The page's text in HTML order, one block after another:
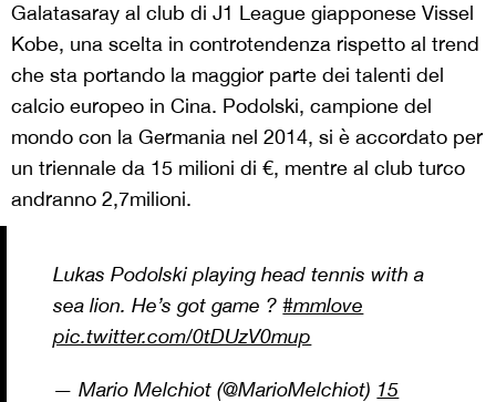
Galatasaray al club di J1 League giapponese Vissel
Kobe, una scelta in controtendenza rispetto al trend
che sta portando la maggior parte dei talenti del
calcio europeo in Cina. Podolski, campione del
mondo con la Germania nel 2014, si è accordato per
un triennale da 15 milioni di €, mentre al club turco
andranno 2,7milioni.
Lukas Podolski playing head tennis with a
sea lion. He’s got game ?#mmlove
pic.twitter.com/0tDUzV0mup
— Mario Melchiot (@MarioMelchiot) 15